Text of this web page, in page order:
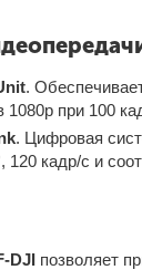
.
1080p при 100
. Цифровая
120 кадр/с и
DJI позволяет